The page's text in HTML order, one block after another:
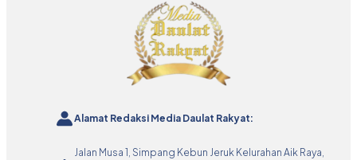
Alamat Redaksi Media Daulat Rakyat:
Jalan Musa 1, Simpang Kebun Jeruk Kelurahan Aik Raya,